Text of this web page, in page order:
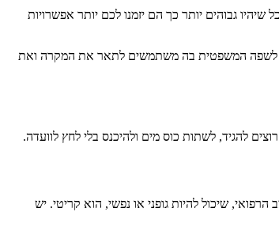
גבוהים יותר כך הם יזמנו לכם יותר אפשרויות
לשפה המשפטית בה משתמשים לתאר את המקרה ואת
להגיד, לשתות כוס מים ולהיכנס בלי לחץ לוועדה.
שיכול להיות גופני או נפשי, הוא קריטי. יש